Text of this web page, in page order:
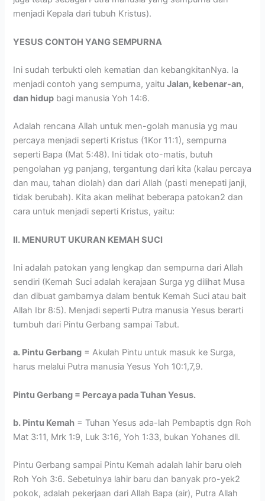
menjadi Kepala dari tubuh Kristus).
YESUS CONTOH YANG SEMPURNA
Ini sudah terbukti oleh kematian dan kebangkitanNya. Ia
menjadi contoh yang sempurna, yaituJalan, kebenar-an,
dan hidup bagi manusia Yoh 14:6.
Adalah rencana Allah untuk men-golah manusia yg mau
percaya menjadi seperti Kristus (1Kor 11:1), sempurna
seperti Bapa (Mat 5:48). Ini tidak oto-matis, butuh
pengolahan yg panjang, tergantung dari kita (kalau percaya
dan mau, tahan diolah) dan dari Allah (pasti menepati janji,
tidak berubah). Kita akan melihat beberapa patokan2 dan
cara untuk menjadi seperti Kristus, yaitu:
II. MENURUT UKURAN KEMAH SUCI
Ini adalah patokan yang lengkap dan sempurna dari Allah
sendiri (Kemah Suci adalah kerajaan Surga yg dilihat Musa
dan dibuat gambarnya dalam bentuk Kemah Suci atau bait
Allah Ibr 8:5). Menjadi seperti Putra manusia Yesus berarti
tumbuh dari Pintu Gerbang sampai Tabut.
a. Pintu Gerbang = Akulah Pintu untuk masuk ke Surga,
harus melalui Putra manusia Yesus Yoh 10:1,7,9.
Pintu Gerbang = Percaya pada Tuhan Yesus.
b. Pintu Kemah = Tuhan Yesus ada-lah Pembaptis dgn Roh
Mat 3:11, Mrk 1:9, Luk 3:16, Yoh 1:33, bukan Yohanes dll.
Pintu Gerbang sampai Pintu Kemah adalah lahir baru oleh
Roh Yoh 3:6. Sebetulnya lahir baru dan banyak pro-yek2
pokok, adalah pekerjaan dari Allah Bapa (air), Putra Allah